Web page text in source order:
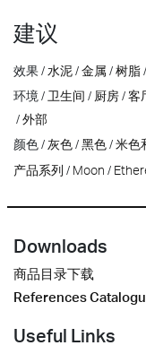
建议
效果 水泥 金属 树脂
环境
卫生间 厨房 客
外部
颜色
灰色 黑色 米色
产品系列
Moon
Downloads
商品目录下载
References
Useful Links